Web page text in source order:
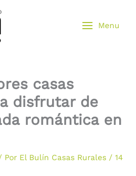
Menu
casas
disfrutar de
romántica en
Por El Bulín Casas Rurales / 14